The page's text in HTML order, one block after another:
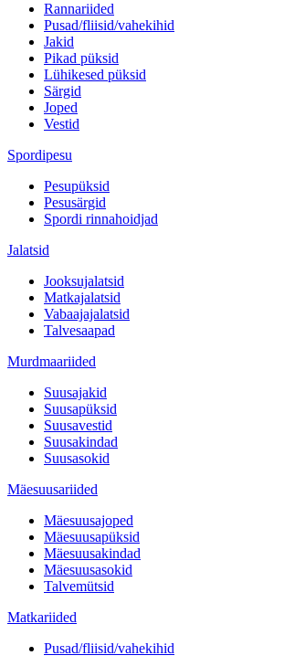
Rannariided
Pusad/fliisid/vahekihid
Jakid
Pikad püksid
Lühikesed püksid
Särgid
Joped
Vestid
Spordipesu
Pesupüksid
Pesusärgid
Spordi rinnahoidjad
Jalatsid
Jooksujalatsid
Matkajalatsid
Vabaajajalatsid
Talvesaapad
Murdmaariided
Suusajakid
Suusapüksid
Suusavestid
Suusakindad
Suusasokid
Mäesuusariided
Mäesuusajoped
Mäesuusapüksid
Mäesuusakindad
Mäesuusasokid
Talvemütsid
Matkariided
Pusad/fliisid/vahekihid